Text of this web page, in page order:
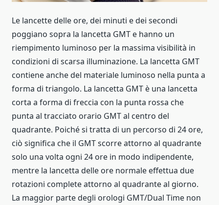
Le lancette delle ore, dei minuti e dei secondi
poggiano sopra la lancetta GMT e hanno un
riempimento luminoso per la massima visibilità in
condizioni di scarsa illuminazione. La lancetta GMT
contiene anche del materiale luminoso nella punta a
forma di triangolo. La lancetta GMT è una lancetta
corta a forma di freccia con la punta rossa che
punta al tracciato orario GMT al centro del
quadrante. Poiché si tratta di un percorso di 24 ore,
ciò significa che il GMT scorre attorno al quadrante
solo una volta ogni 24 ore in modo indipendente,
mentre la lancetta delle ore normale effettua due
rotazioni complete attorno al quadrante al giorno.
La maggior parte degli orologi GMT/Dual Time non